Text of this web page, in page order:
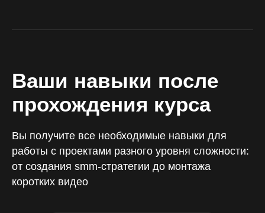
Ваши навыки после
прохождения курса
Вы получите все необходимые навыки для
работы с проектами разного уровня сложности:
от создания smm-стратегии до монтажа
коротких видео